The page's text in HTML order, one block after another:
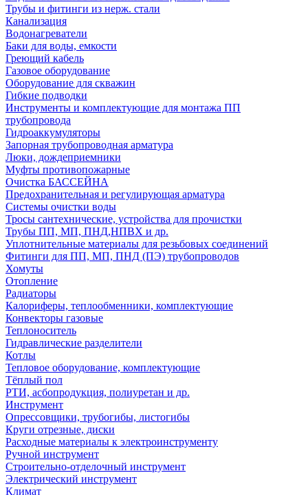
Трубы и фитинги из нерж. стали
Канализация
Водонагреватели
Баки для воды, емкости
Греющий кабель
Газовое оборудование
Оборудование для скважин
Гибкие подводки
Инструменты и комплектующие для монтажа ПП
трубопровода
Гидроаккумуляторы
Запорная трубопроводная арматура
Люки, дождеприемники
Муфты противопожарные
Очистка БАССЕЙНА
Предохранительная и регулирующая арматура
Системы очистки воды
Тросы сантехнические, устройства для прочистки
Трубы ПП, МП, ПНД,НПВХ и др.
Уплотнительные материалы для резьбовых соединений
Фитинги для ПП, МП, ПНД (ПЭ) трубопроводов
Хомуты
Отопление
Радиаторы
Калориферы, теплообменники, комплектующие
Конвекторы газовые
Теплоноситель
Гидравлические разделители
Котлы
Тепловое оборудование, комплектующие
Тёплый пол
РТИ, асбопродукция, полиуретан и др.
Инструмент
Опрессовщики, трубогибы, листогибы
Круги отрезные, диски
Расходные материалы к электроинструменту
Ручной инструмент
Строительно-отделочный инструмент
Электрический инструмент
Климат